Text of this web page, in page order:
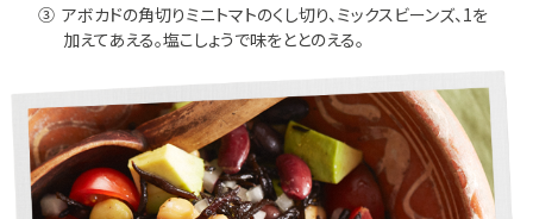
③ アボカドの角切りミニトマトのくし切り、ミックスビーンズ、1を
加えてあえる。塩こしょうで味をととのえる。